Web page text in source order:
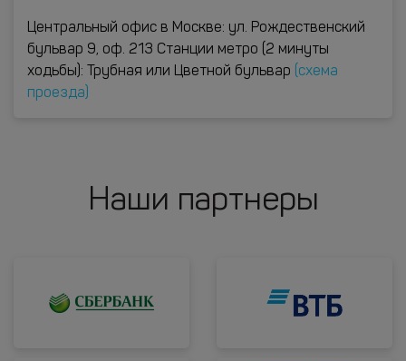
Центральный офис в Москве: ул. Рождественский
бульвар 9, оф. 213 Станции метро (2 минуты
ходьбы): Трубная или Цветной бульвар
(схема
проезда)
Наши партнеры